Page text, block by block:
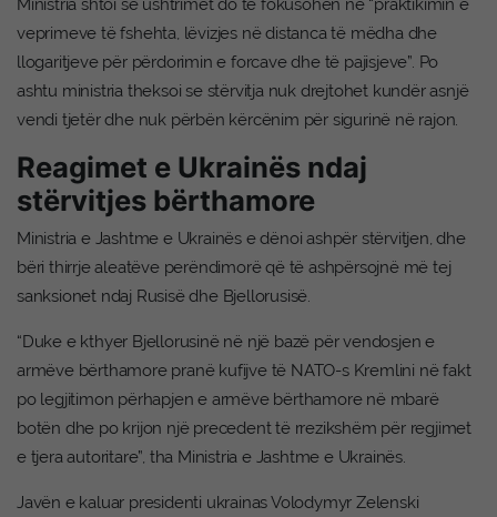
Ministria shtoi se ushtrimet do të fokusohen në “praktikimin e
veprimeve të fshehta, lëvizjes në distanca të mëdha dhe
llogaritjeve për përdorimin e forcave dhe të pajisjeve”. Po
ashtu ministria theksoi se stërvitja nuk drejtohet kundër asnjë
vendi tjetër dhe nuk përbën kërcënim për sigurinë në rajon.
Reagimet e Ukrainës ndaj
stërvitjes bërthamore
Ministria e Jashtme e Ukrainës e dënoi ashpër stërvitjen, dhe
bëri thirrje aleatëve perëndimorë që të ashpërsojnë më tej
sanksionet ndaj Rusisë dhe Bjellorusisë.
“Duke e kthyer Bjellorusinë në një bazë për vendosjen e
armëve bërthamore pranë kufijve të NATO-s Kremlini në fakt
po legjitimon përhapjen e armëve bërthamore në mbarë
botën dhe po krijon një precedent të rrezikshëm për regjimet
e tjera autoritare”, tha Ministria e Jashtme e Ukrainës.
Javën e kaluar presidenti ukrainas Volodymyr Zelenski